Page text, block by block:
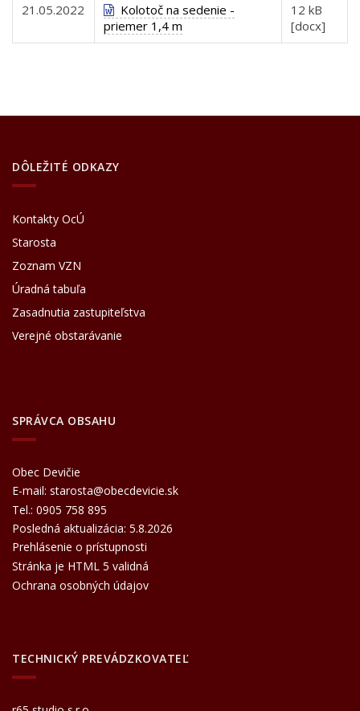
21.05.2022
Kolotoč na sedenie -
priemer 1,4 m
12 kB
[docx]
DÔLEŽITÉ ODKAZY
Kontakty OcÚ
Starosta
Zoznam VZN
Úradná tabuľa
Zasadnutia zastupiteľstva
Verejné obstarávanie
SPRÁVCA OBSAHU
Obec Devičie
E-mail: starosta@obecdevicie.sk
Tel.: 0905 758 895
Posledná aktualizácia: 5.8.2026
Prehlásenie o prístupnosti
Stránka je HTML 5 validná
Ochrana osobných údajov
TECHNICKÝ PREVÁDZKOVATEĽ